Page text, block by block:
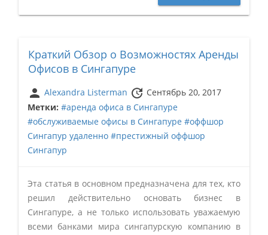
Краткий Обзор о Возможностях Аренды
Офисов в Сингапуре
person Alexandra Listerman update Сентябрь 20, 2017
Метки: #аренда офиса в Сингапуре
#обслуживаемые офисы в Сингапуре #оффшор
Сингапур удаленно #престижный оффшор
Сингапур
Эта статья в основном предназначена для тех, кто
решил действительно основать бизнес в
Сингапуре, а не только использовать уважаемую
всеми банками мира сингапурскую компанию в